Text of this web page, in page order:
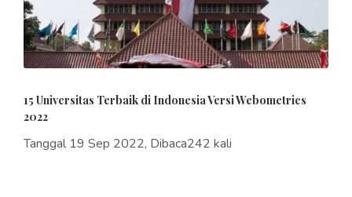
15 Universitas Terbaik di Indonesia Versi Webometrics
2022
Tanggal 19 Sep 2022, Dibaca242 kali